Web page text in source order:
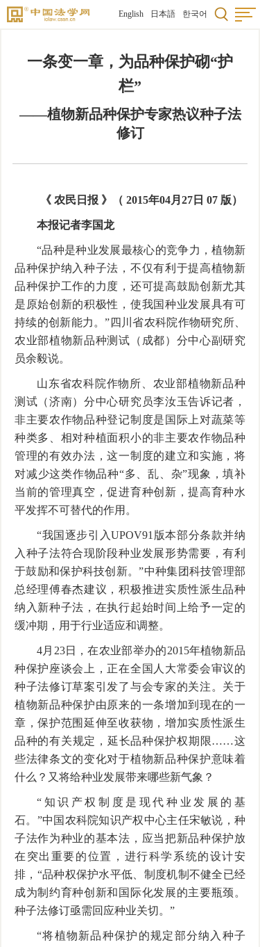
English 日本語 한국어
一条变一章，为品种保护砌“护
栏”
——植物新品种保护专家热议种子法
修订
《 农民日报 》（ 2015年04月27日 07 版）
本报记者李国龙
“品种是种业发展最核心的竞争力，植物新
品种保护纳入种子法，不仅有利于提高植物新
品种保护工作的力度，还可提高鼓励创新尤其
是原始创新的积极性，使我国种业发展具有可
持续的创新能力。”四川省农科院作物研究所、
农业部植物新品种测试（成都）分中心副研究
员余毅说。
山东省农科院作物所、农业部植物新品种
测试（济南）分中心研究员李汝玉告诉记者，
非主要农作物品种登记制度是国际上对蔬菜等
种类多、相对种植面积小的非主要农作物品种
管理的有效办法，这一制度的建立和实施，将
对减少这类作物品种“多、乱、杂”现象，填补
当前的管理真空，促进育种创新，提高育种水
平发挥不可替代的作用。
“我国逐步引入UPOV91版本部分条款并纳
入种子法符合现阶段种业发展形势需要，有利
于鼓励和保护科技创新。”中种集团科技管理部
总经理傅春杰建议，积极推进实质性派生品种
纳入新种子法，在执行起始时间上给予一定的
缓冲期，用于行业适应和调整。
4月23日，在农业部举办的2015年植物新品
种保护座谈会上，正在全国人大常委会审议的
种子法修订草案引发了与会专家的关注。关于
植物新品种保护由原来的一条增加到现在的一
章，保护范围延伸至收获物，增加实质性派生
品种的有关规定，延长品种保护权期限……这
些法律条文的变化对于植物新品种保护意味着
什么？又将给种业发展带来哪些新气象？
“知识产权制度是现代种业发展的基
石。”中国农科院知识产权中心主任宋敏说，种
子法作为种业的基本法，应当把新品种保护放
在突出重要的位置，进行科学系统的设计安
排，“品种权保护水平低、制度机制不健全已经
成为制约育种创新和国际化发展的主要瓶颈。
种子法修订亟需回应种业关切。”
“将植物新品种保护的规定部分纳入种子